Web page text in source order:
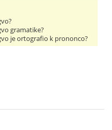
gramatike?
je ortografio k prononco?